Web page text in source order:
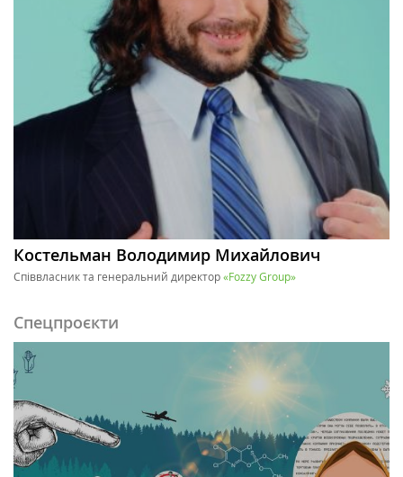
Костельман Володимир Михайлович
Співвласник та генеральний директор«Fozzy Group»
Спецпроєкти